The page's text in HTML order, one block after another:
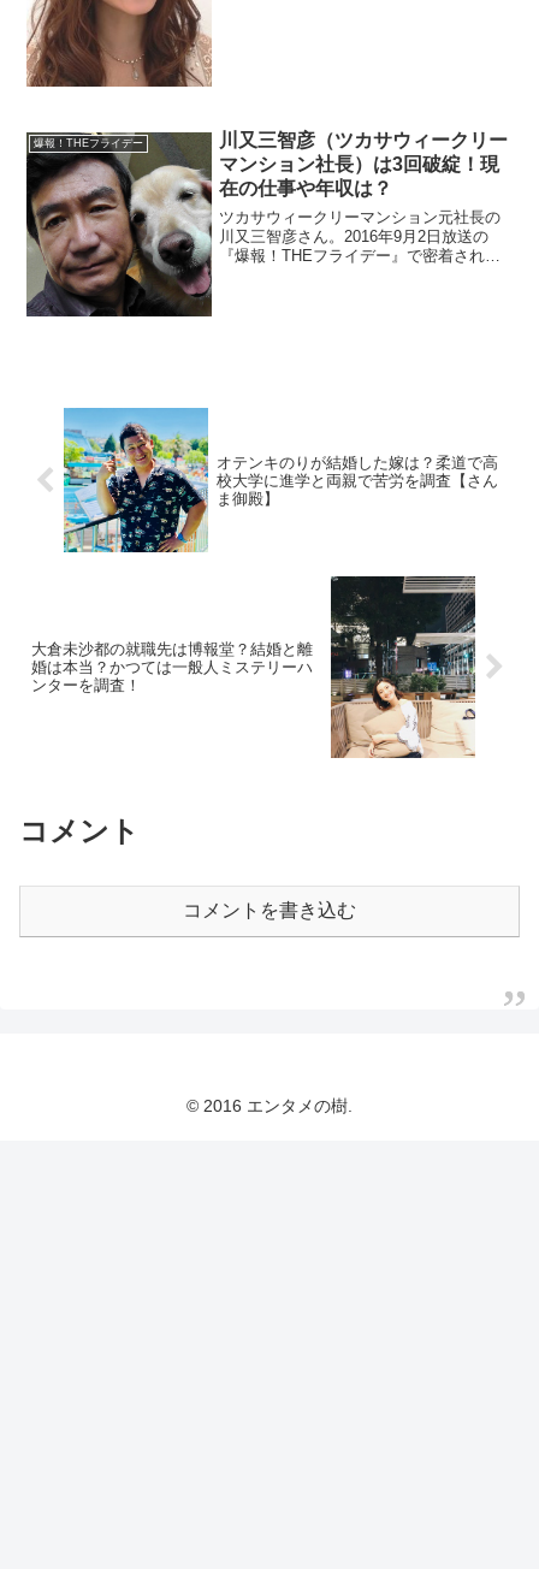
爆報！THEフライデー
川又三智彦（ツカサウィークリー
マンション社長）は3回破綻！現
在の仕事や年収は？
ツカサウィークリーマンション元社長の
川又三智彦さん。2016年9月2日放送の
『爆報！THEフライデー』で密着されま
オテンキのりが結婚した嫁は？柔道で高
校大学に進学と両親で苦労を調査【さん
ま御殿】
大倉未沙都の就職先は博報堂？結婚と離
婚は本当？かつては一般人ミステリーハ
ンターを調査！
コメント
コメントを書き込む
© 2016 エンタメの樹.